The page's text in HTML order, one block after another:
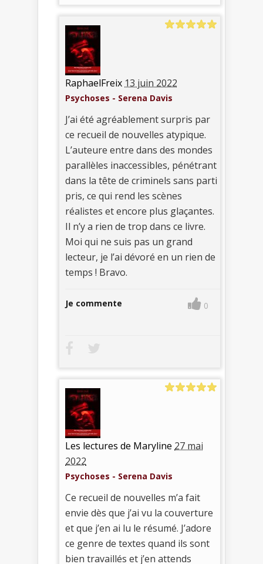
RaphaelFreix 13 juin 2022
Psychoses - Serena Davis
J’ai été agréablement surpris par
ce recueil de nouvelles atypique.
L’auteure entre dans des mondes
parallèles inaccessibles, pénétrant
dans la tête de criminels sans parti
pris, ce qui rend les scènes
réalistes et encore plus glaçantes.
Il n’y a rien de trop dans ce livre.
Moi qui ne suis pas un grand
lecteur, je l’ai dévoré en un rien de
temps ! Bravo.
Je commente 0
Les lectures de Maryline 27 mai
2022
Psychoses - Serena Davis
Ce recueil de nouvelles m’a fait
envie dès que j’ai vu la couverture
et que j’en ai lu le résumé. J’adore
ce genre de textes quand ils sont
bien travaillés et j’en attends